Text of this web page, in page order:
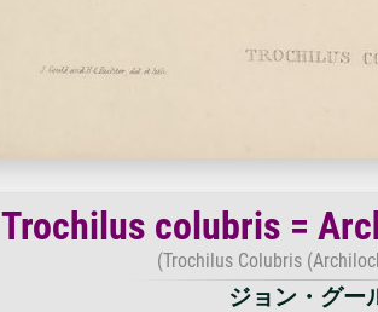
Trochilus colubris =
(Trochilus Colubris
ジョン・グー